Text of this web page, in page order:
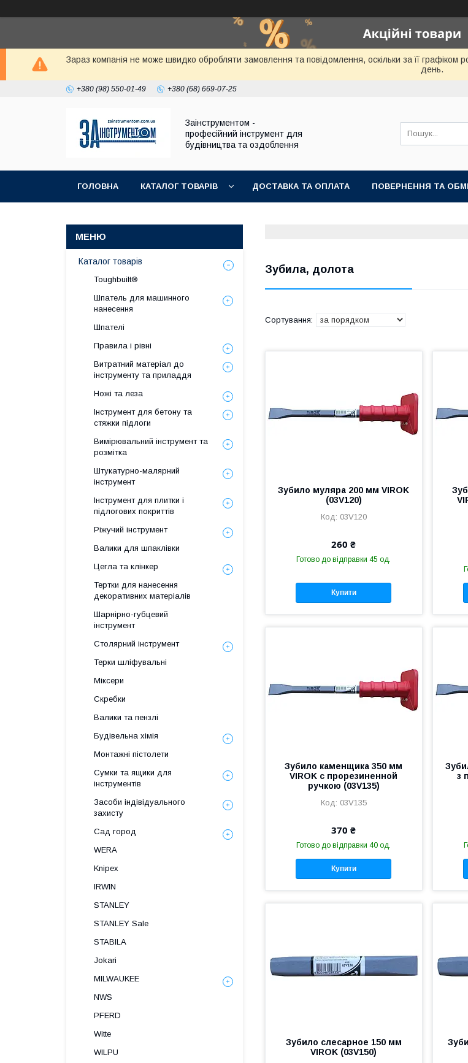
Зараз компанія не може швидко обробляти замовлення та повідомлення, оскільки за її
день.
+380 (98) 550-01-49 +380 (68) 669-07-25
Заінструментом -
професійний інструмент для
будівництва та оздоблення
ГОЛОВНА КАТАЛОГ ТОВАРІВ ДОСТАВКА ТА ОПЛАТА ПОВЕРНЕННЯ ТА
Зубила, долота
Зубило муляра 200 мм VIROK
(03V120)
03V120
260 ₴
Готово до відправки 45 од.
Купити
Зубило каменщика 350 мм
VIROK с прорезиненной
ручкою (03V135)
03V135
370 ₴
Готово до відправки 40 од.
Купити
з
Зубило слесарное 150 мм
VIROK (03V150)
Каталог товарів
Toughbuilt®
Шпатель для машинного
нанесення
Шпателі
Правила і рівні
Витратний матеріал до
інструменту та приладдя
Ножі та леза
Інструмент для бетону та
стяжки підлоги
Вимірювальний інструмент та
розмітка
Штукатурно-малярний
інструмент
Інструмент для плитки і
підлогових покриттів
Ріжучий інструмент
Валики для шпаклівки
Цегла та клінкер
Тертки для нанесення
декоративних матеріалів
Шарнірно-губцевий
інструмент
Столярний інструмент
Терки шліфувальні
Міксери
Скребки
Валики та пензлі
Будівельна хімія
Монтажні пістолети
Сумки та ящики для
інструментів
Засоби індівідуального
захисту
Сад город
WERA
Knipex
IRWIN
STANLEY
STANLEY Sale
STABILA
Jokari
MILWAUKEE
NWS
PFERD
Witte
WILPU